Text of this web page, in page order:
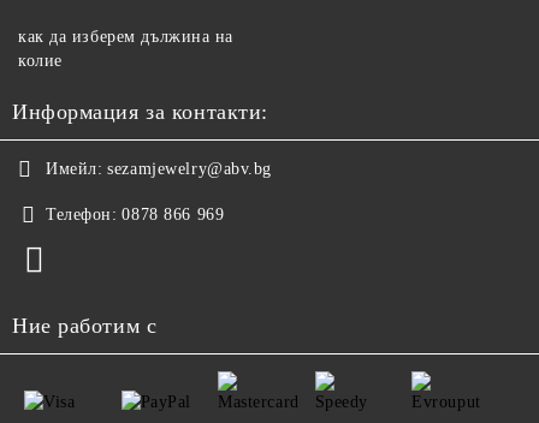
как да изберем дължина на
колие
Информация за контакти:
Имейл: sezamjewelry@abv.bg
Телефон: 0878 866 969
Ние работим с